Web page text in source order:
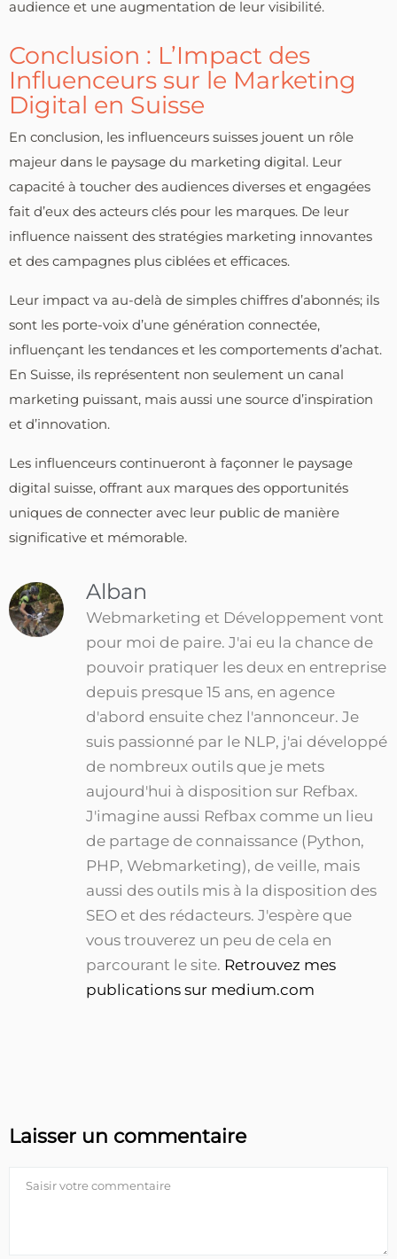
audience et une augmentation de leur visibilité.
Conclusion : L’Impact des
Influenceurs sur le Marketing
Digital en Suisse
En conclusion, les influenceurs suisses jouent un rôle
majeur dans le paysage du marketing digital. Leur
capacité à toucher des audiences diverses et engagées
fait d’eux des acteurs clés pour les marques. De leur
influence naissent des stratégies marketing innovantes
et des campagnes plus ciblées et efficaces.
Leur impact va au-delà de simples chiffres d’abonnés; ils
sont les porte-voix d’une génération connectée,
influençant les tendances et les comportements d’achat.
En Suisse, ils représentent non seulement un canal
marketing puissant, mais aussi une source d’inspiration
et d’innovation.
Les influenceurs continueront à façonner le paysage
digital suisse, offrant aux marques des opportunités
uniques de connecter avec leur public de manière
significative et mémorable.
Alban
Webmarketing et Développement vont
pour moi de paire. J'ai eu la chance de
pouvoir pratiquer les deux en entreprise
depuis presque 15 ans, en agence
d'abord ensuite chez l'annonceur. Je
suis passionné par le NLP, j'ai développé
de nombreux outils que je mets
aujourd'hui à disposition sur Refbax.
J'imagine aussi Refbax comme un lieu
de partage de connaissance (Python,
PHP, Webmarketing), de veille, mais
aussi des outils mis à la disposition des
SEO et des rédacteurs. J'espère que
vous trouverez un peu de cela en
parcourant le site. Retrouvez mes
publications sur medium.com
Laisser un commentaire